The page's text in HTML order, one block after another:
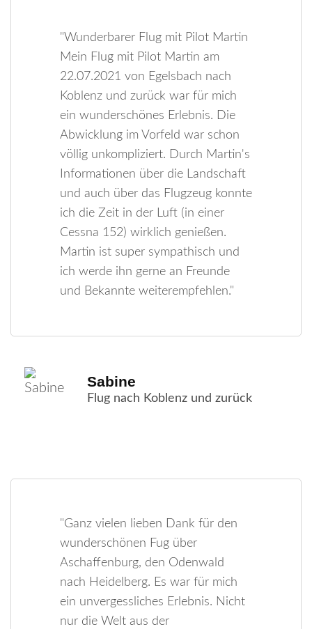
Sabine
Flug nach Koblenz und zurück
"Wunderbarer Flug mit Pilot Martin
Mein Flug mit Pilot Martin am
22.07.2021 von Egelsbach nach
Koblenz und zurück war für mich
ein wunderschönes Erlebnis. Die
Abwicklung im Vorfeld war schon
völlig unkompliziert. Durch Martin's
Informationen über die Landschaft
und auch über das Flugzeug konnte
ich die Zeit in der Luft (in einer
Cessna 152) wirklich genießen.
Martin ist super sympathisch und
ich werde ihn gerne an Freunde
und Bekannte weiterempfehlen."
"Ganz vielen lieben Dank für den
wunderschönen Fug über
Aschaffenburg, den Odenwald
nach Heidelberg. Es war für mich
ein unvergessliches Erlebnis. Nicht
nur die Welt aus der